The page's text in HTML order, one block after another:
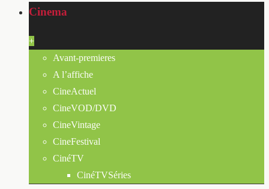
Cinema
+
Avant-premieres
A l’affiche
CineActuel
CineVOD/DVD
CineVintage
CineFestival
CinéTV
CinéTVSéries